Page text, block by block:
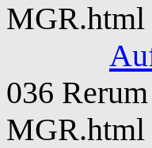
MGR.html
036
MGR.html